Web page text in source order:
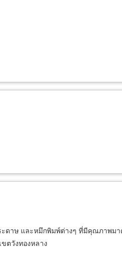
ดาษ และหมึกพิมพ์ต่างๆ ที่มีคุณภาพ
ตวังทองหลาง